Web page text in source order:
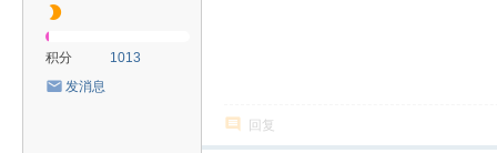
积分
1013
发消息
回复